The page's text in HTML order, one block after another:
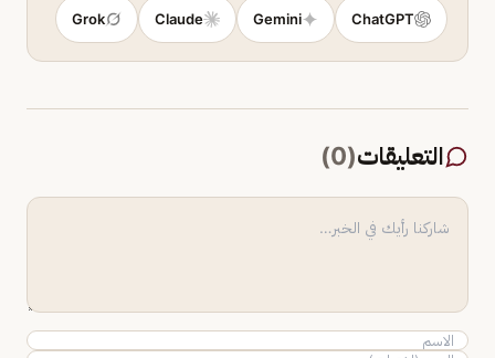
ChatGPT
Gemini
Claude
Grok
التعليقات(
0
)